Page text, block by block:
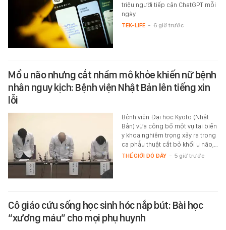
triệu người tiếp cận ChatGPT mỗi
ngày.
TEK-LIFE - 6 giờ trước
Mổ u não nhưng cắt nhầm mô khỏe khiến nữ bệnh
nhân nguy kịch: Bệnh viện Nhật Bản lên tiếng xin
lỗi
Bệnh viện Đại học Kyoto (Nhật
Bản) vừa công bố một vụ tai biến
y khoa nghiêm trọng xảy ra trong
ca phẫu thuật cắt bỏ khối u não,…
THẾ GIỚI ĐÓ ĐÂY - 5 giờ trước
Cô giáo cứu sống học sinh hóc nắp bút: Bài học
“xương máu” cho mọi phụ huynh